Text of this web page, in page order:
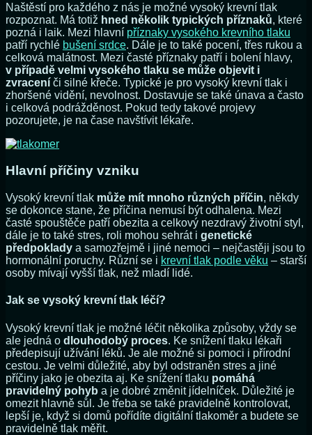
Naštěstí pro každého z nás je možné vysoký krevní tlak
rozpoznat. Má totiž hned několik typických příznaků, které
pozná i laik. Mezi hlavní příznaky vysokého krevního tlaku
patří rychlé bušení srdce. Dále je to také pocení, třes rukou a
celková malátnost. Mezi časté příznaky patří i bolení hlavy,
v případě velmi vysokého tlaku se může objevit i
zvracení či silné křeče. Typické je pro vysoký krevní tlak i
zhoršené vidění, nevolnost. Dostavuje se také únava a často
i celková podrážděnost. Pokud tedy takové projevy
pozorujete, je na čase navštívit lékaře.
Hlavní příčiny vzniku
Vysoký krevní tlak může mít mnoho různých příčin, někdy
se dokonce stane, že příčina nemusí být odhalena. Mezi
časté spouštěče patří obezita a celkový nezdravý životní styl,
dále je to také stres, roli mohou sehrát i genetické
předpoklady a samozřejmě i jiné nemoci – nejčastěji jsou to
hormonální poruchy. Různí se i krevní tlak podle věku – starší
osoby mívají vyšší tlak, než mladí lidé.
Jak se vysoký krevní tlak léčí?
Vysoký krevní tlak je možné léčit několika způsoby, vždy se
ale jedná o dlouhodobý proces. Ke snížení tlaku lékaři
předepisují užívání léků. Je ale možné si pomoci i přírodní
cestou. Je velmi důležité, aby byl odstraněn stres a jiné
příčiny jako je obezita aj. Ke snížení tlaku pomáhá
pravidelný pohyb a je dobré změnit jídelníček. Důležité je
omezit hlavně sůl. Je třeba se také pravidelně kontrolovat,
lepší je, když si domů pořídíte digitální tlakoměr a budete se
pravidelně tlak měřit.